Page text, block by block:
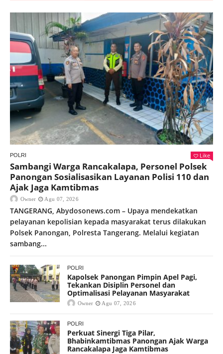
POLRI Like
Sambangi Warga Rancakalapa, Personel Polsek
Panongan Sosialisasikan Layanan Polisi 110 dan
Ajak Jaga Kamtibmas
Owner Agu 07, 2026
TANGERANG, Abydosonews.com – Upaya mendekatkan
pelayanan kepolisian kepada masyarakat terus dilakukan
Polsek Panongan, Polresta Tangerang. Melalui kegiatan
sambang...
POLRI
Kapolsek Panongan Pimpin Apel Pagi,
Tekankan Disiplin Personel dan
Optimalisasi Pelayanan Masyarakat
Owner Agu 07, 2026
POLRI
Perkuat Sinergi Tiga Pilar,
Bhabinkamtibmas Panongan Ajak Warga
Rancakalapa Jaga Kamtibmas